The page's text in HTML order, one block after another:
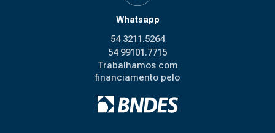
Whatsapp
54 3211.5264
54 99101.7715
Trabalhamos com
financiamento pelo